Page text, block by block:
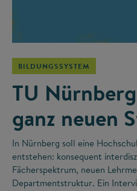
BILDUNGSSYSTEM
TU
ganz neuen
In Nürnberg soll eine
entstehen: konsequent
Fächerspektrum, neuen
Departmentstruktur. Ein